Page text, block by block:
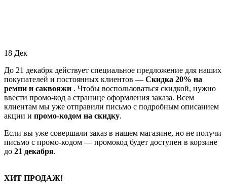
18 Дек
До 21 декабря действует специальное предложение для наших
покупателей и постоянных клиентов — Скидка 20% на
ремни и саквояжи . Чтобы воспользоваться скидкой, нужно
ввести промо-код а странице оформления заказа. Всем
клиентам мы уже отправили письмо с подробным описанием
акции и промо-кодом на скидку.
Если вы уже совершали заказ в нашем магазине, но не получи
письмо с промо-кодом — промокод будет доступен в корзине
до 21 декабря.
ХИТ ПРОДАЖ!